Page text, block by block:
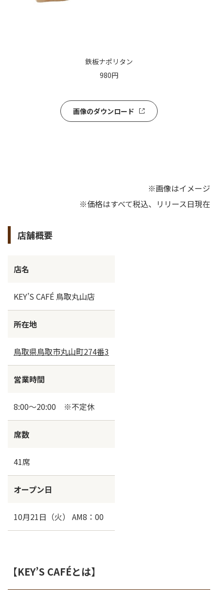
鉄板ナポリタン
980円
画像のダウンロード
※画像はイメージ
※価格はすべて税込、リリース日現在
店舗概要
店名
KEY’S CAFÉ 鳥取丸山店
所在地
鳥取県鳥取市丸山町274番3
営業時間
8:00～20:00 ※不定休
席数
41席
オープン日
10月21日（火） AM8：00
【KEY’S CAFÉとは】